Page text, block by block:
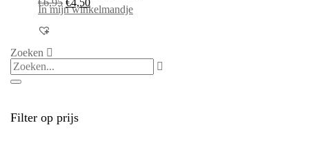
€6,95
prijs
was:
€4,50
prijs
is:
In mijn winkelmandje
Zoeken
Filter op prijs